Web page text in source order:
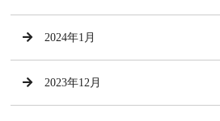
2024年1月
2023年12月